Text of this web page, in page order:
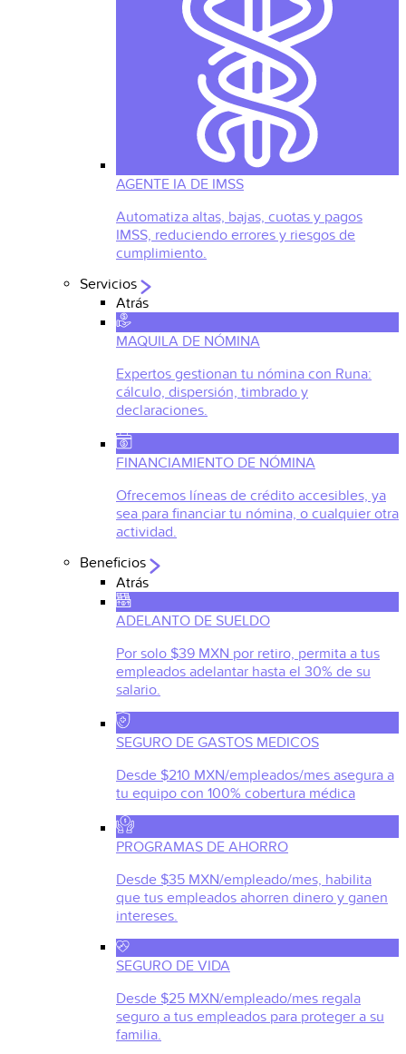
AGENTE IA DE IMSS
Automatiza altas, bajas, cuotas y pagos
IMSS, reduciendo errores y riesgos de
cumplimiento.
Servicios
Atrás
MAQUILA DE NÓMINA
Expertos gestionan tu nómina con Runa:
cálculo, dispersión, timbrado y
declaraciones.
FINANCIAMIENTO DE NÓMINA
Ofrecemos líneas de crédito accesibles, ya
sea para financiar tu nómina, o cualquier otra
actividad.
Beneficios
Atrás
ADELANTO DE SUELDO
Por solo $39 MXN por retiro, permita a tus
empleados adelantar hasta el 30% de su
salario.
SEGURO DE GASTOS MEDICOS
Desde $210 MXN/empleados/mes asegura a
tu equipo con 100% cobertura médica
PROGRAMAS DE AHORRO
Desde $35 MXN/empleado/mes, habilita
que tus empleados ahorren dinero y ganen
intereses.
SEGURO DE VIDA
Desde $25 MXN/empleado/mes regala
seguro a tus empleados para proteger a su
familia.